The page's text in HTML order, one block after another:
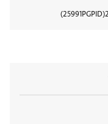
PGPID
25991